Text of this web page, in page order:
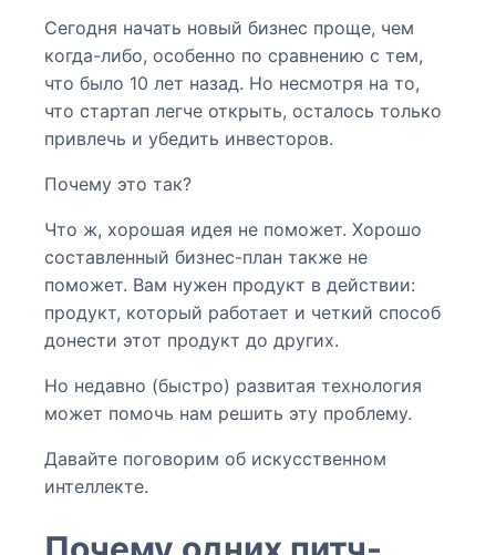
Сегодня начать новый бизнес проще, чем
когда-либо, особенно по сравнению с тем,
что было 10 лет назад. Но несмотря на то,
что стартап легче открыть, осталось только
привлечь и убедить инвесторов.
Почему это так?
Что ж, хорошая идея не поможет. Хорошо
составленный бизнес-план также не
поможет. Вам нужен продукт в действии:
продукт, который работает и четкий способ
донести этот продукт до других.
Но недавно (быстро) развитая технология
может помочь нам решить эту проблему.
Давайте поговорим об искусственном
интеллекте.